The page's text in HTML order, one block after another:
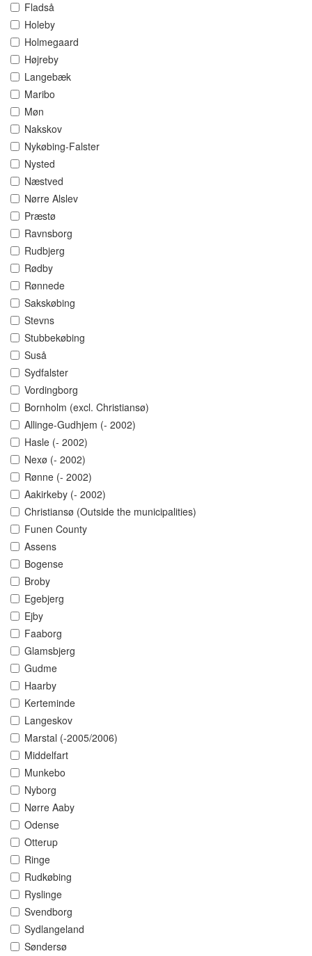
Fladså
Holeby
Holmegaard
Højreby
Langebæk
Maribo
Møn
Nakskov
Nykøbing-Falster
Nysted
Næstved
Nørre Alslev
Præstø
Ravnsborg
Rudbjerg
Rødby
Rønnede
Sakskøbing
Stevns
Stubbekøbing
Suså
Sydfalster
Vordingborg
Bornholm (excl. Christiansø)
Allinge-Gudhjem (- 2002)
Hasle (- 2002)
Nexø (- 2002)
Rønne (- 2002)
Aakirkeby (- 2002)
Christiansø (Outside the municipalities)
Funen County
Assens
Bogense
Broby
Egebjerg
Ejby
Faaborg
Glamsbjerg
Gudme
Haarby
Kerteminde
Langeskov
Marstal (-2005/2006)
Middelfart
Munkebo
Nyborg
Nørre Aaby
Odense
Otterup
Ringe
Rudkøbing
Ryslinge
Svendborg
Sydlangeland
Søndersø